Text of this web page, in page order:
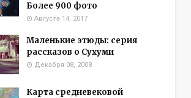
Более 900 фото
Августа 14, 2017
Маленькие этюды: серия
рассказов о Сухуми
Декабря 08, 2008
Карта средневековой